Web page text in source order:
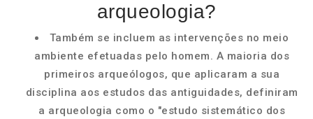
arqueologia?
Também se incluem as intervenções no meio
ambiente efetuadas pelo homem. A maioria dos
primeiros arqueólogos, que aplicaram a sua
disciplina aos estudos das antiguidades, definiram
a arqueologia como o "estudo sistemático dos